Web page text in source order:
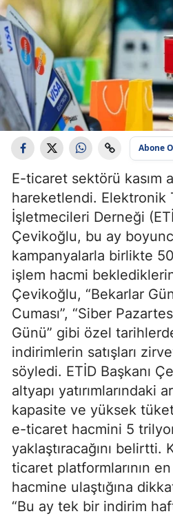
Abone
E-ticaret sektörü kasım
hareketlendi. Elektronik
İşletmecileri Derneği
Çevikoğlu, bu ay
kampanyalarla birlikte
işlem hacmi
Çevikoğlu, “Bekarlar
Cuması”, “Siber
Günü” gibi özel
indirimlerin satışları
söyledi. ETİD Başkanı
altyapı yatırımlarındaki
kapasite ve yüksek
e-ticaret hacmini 5
yaklaştıracağını belirtti.
ticaret platformlarının
hacmine ulaştığına
“Bu ay tek bir indirim